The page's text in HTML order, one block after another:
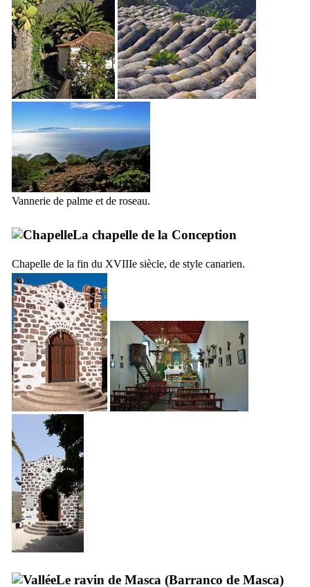
Vannerie de palme et de roseau.
La chapelle de la Conception
Chapelle de la fin du XVIIIe siècle, de style canarien.
Le ravin de Masca (Barranco de Masca)